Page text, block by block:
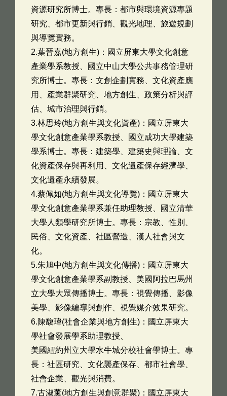
資源研究所博士。專長：都市與環境資源專題
研究、都市更新與行銷、觀光地理、旅遊規劃
與導覽實務。
2.葉晉嘉(地方創生)：國立屏東大學文化創意
產業學系教授、國立中山大學公共事務管理研
究所博士。專長：文創企劃實務、文化資產應
用、產業群聚研究、地方創生、政策分析與評
估、城市治理與行銷。
3.林思玲(地方創生與文化資產)：國立屏東大
學文化創意產業學系教授、國立成功大學建築
學系博士。專長：建築學、建築史與理論、文
化資產保存與再利用、文化遺產保存經濟學、
文化遺產永續發展。
4.蔡佩如(地方創生與文化導覽)：國立屏東大
學文化創意產業學系兼任助理教授、國立清華
大學人類學研究所博士。專長：宗教、性別、
民俗、文化資產、社區營造、漢人社會與文
化。
5.朱旭中(地方創生與文化傳播)：國立屏東大
學文化創意產業學系副教授、美國阿拉巴馬州
立大學大眾傳播博士。專長：視覺傳播、影像
美學、影像編導與創作、視覺媒介效果研究。
6.陳馥瑋(社會企業與地方創生)：國立屏東大
學社會發展學系助理教授、
美國紐約州立大學水牛城分校社會學博士。專
長：社區研究、文化襲產保存、都市社會學、
社會企業、觀光與消費。
7.古淑薰(地方創生與創意群聚)：國立屏東大